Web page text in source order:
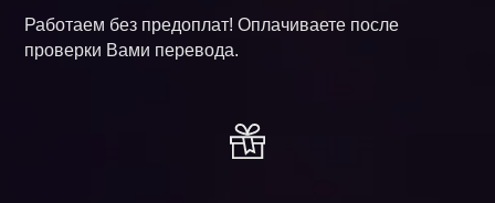
Работаем без предоплат! Оплачиваете после
проверки Вами перевода.